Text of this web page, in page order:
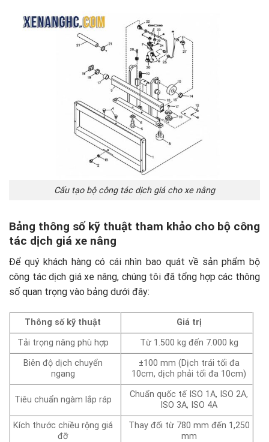
Cấu tạo bộ công tác dịch giá cho xe nâng
Bảng thông số kỹ thuật tham khảo cho bộ công
tác dịch giá xe nâng
Để quý khách hàng có cái nhìn bao quát về sản phẩm bộ
công tác dịch giá xe nâng, chúng tôi đã tổng hợp các thông
số quan trọng vào bảng dưới đây:
Thông số kỹ thuật
Giá trị
Tải trọng nâng phù hợp
Từ 1.500 kg đến 7.000 kg
Biên độ dịch chuyển
ngang
±100 mm (Dịch trái tối đa
10cm, dịch phải tối đa 10cm)
Tiêu chuẩn ngàm lắp ráp
Chuẩn quốc tế ISO 1A, ISO 2A,
ISO 3A, ISO 4A
Kích thước chiều rộng giá
đỡ
Thay đổi từ 780 mm đến 1,250
mm